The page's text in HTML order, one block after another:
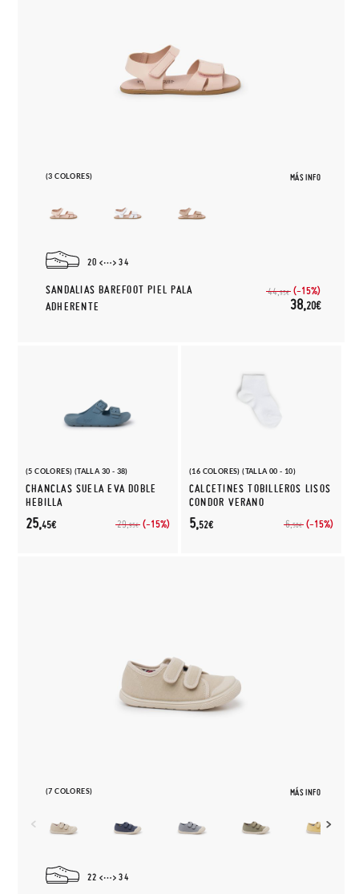
(3 COLORES) MÁS INFO
20 34
SANDALIAS BAREFOOT PIEL PALA
ADHERENTE
44,95€ (-15%)
38,20€
(5 COLORES) (TALLA 30 - 38)
CHANCLAS SUELA EVA DOBLE
HEBILLA
29,95€ (-15%)
25,45€
(16 COLORES) (TALLA 00 - 10)
CALCETINES TOBILLEROS LISOS
CONDOR VERANO
6,50€ (-15%)
5,52€
(7 COLORES) MÁS INFO
22 34